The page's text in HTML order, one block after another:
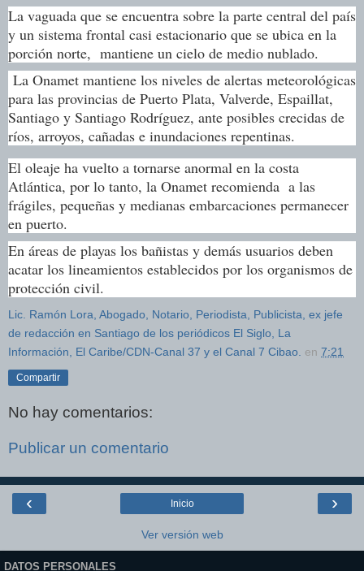
La vaguada que se encuentra sobre la parte central del país
y un sistema frontal casi estacionario que se ubica en la
porción norte, mantiene un cielo de medio nublado.
La Onamet mantiene los niveles de alertas meteorológicas
para las provincias de Puerto Plata, Valverde, Espaillat,
Santiago y Santiago Rodríguez, ante posibles crecidas de
ríos, arroyos, cañadas e inundaciones repentinas.
El oleaje ha vuelto a tornarse anormal en la costa
Atlántica, por lo tanto, la Onamet recomienda a las
frágiles, pequeñas y medianas embarcaciones permanecer
en puerto.
En áreas de playas los bañistas y demás usuarios deben
acatar los lineamientos establecidos por los organismos de
protección civil.
Lic. Ramón Lora, Abogado, Notario, Periodista, Publicista, ex jefe
de redacción en Santiago de los periódicos El Siglo, La
Información, El Caribe/CDN-Canal 37 y el Canal 7 Cibao. en 7:21
Compartir
No hay comentarios:
Publicar un comentario
‹ ›
Inicio
Ver versión web
DATOS PERSONALES